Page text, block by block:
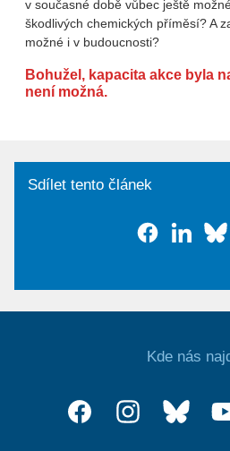
v současné době vůbec ještě
škodlivých chemických příměsí? A
možné i v budoucnosti?
Bohužel, kapacita akce byla
není možná.
Sdílet tento článek
Kde nás